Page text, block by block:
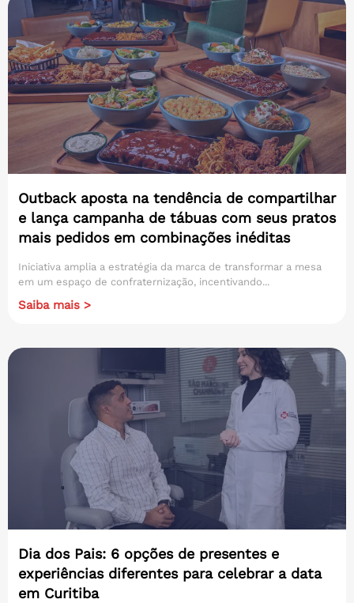
Outback aposta na tendência de compartilhar
e lança campanha de tábuas com seus pratos
mais pedidos em combinações inéditas
Iniciativa amplia a estratégia da marca de transformar a mesa
em um espaço de confraternização, incentivando...
Saiba mais >
Dia dos Pais: 6 opções de presentes e
experiências diferentes para celebrar a data
em Curitiba